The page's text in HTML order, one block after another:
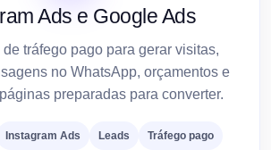
Ads e Google Ads
tráfego pago para gerar visitas,
no WhatsApp, orçamentos e
preparadas para converter.
Instagram Ads Leads Tráfego pago